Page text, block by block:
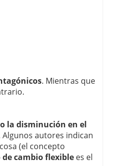
. Mientras que
la disminución en el
Algunos autores indican
(el concepto
cambio flexible es el